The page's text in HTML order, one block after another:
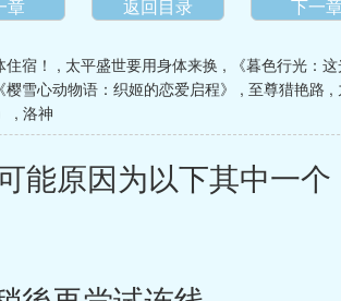
章 返回目录 下一
宿！ , 太平盛世要用身体来换 ,
《暮色行光：
《樱雪心动物语：织姬的恋爱启程》 , 至尊猎艳路 ,
, 洛神
原因为以下其中一个